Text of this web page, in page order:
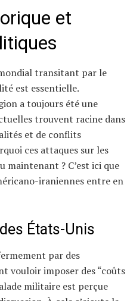
et
transitant par le
est essentielle.
a toujours été une
trouvent racine dans
et de conflits
ces attaques sur les
? C’est ici que
iraniennes entre en
États-Unis
par des
vouloir imposer des “coûts
militaire est perçue